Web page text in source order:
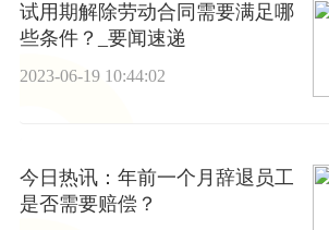
试用期解除劳动合同需要满足哪
些条件？_要闻速递
2023-06-19 10:44:02
今日热讯：年前一个月辞退员工
是否需要赔偿？